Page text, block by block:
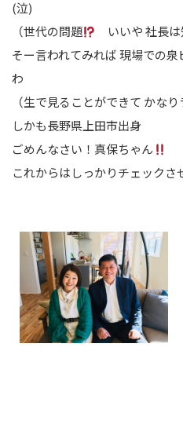
(泣)
（世代の問題
いいや 社長は
そー言われてみれば 現場での
わ
（生で見ることができて かな
しかも長野県上田市出身
ごめんなさい！真保ちゃん
これからはしっかりチェック